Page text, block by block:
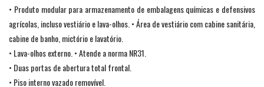
• Produto modular para armazenamento de embalagens químicas e defensivos
agrícolas, incluso vestiário e lava-olhos. • Área de vestiário com cabine sanitária,
cabine de banho, mictório e lavatório.
• Lava-olhos externo. • Atende a norma NR31.
• Duas portas de abertura total frontal.
• Piso interno vazado removível.